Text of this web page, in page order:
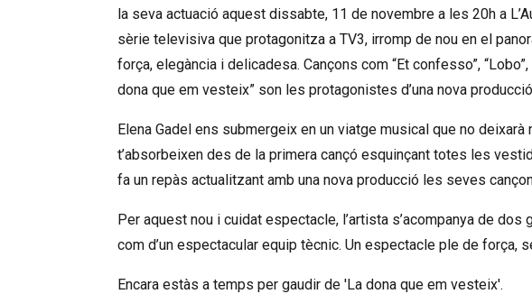
la seva actuació aquest dissabte, 11 de novembre a les 20h a
sèrie televisiva que protagonitza a TV3, irromp de nou en el
força, elegància i delicadesa. Cançons com “Et confesso”,
dona que em vesteix” son les protagonistes d’una nova
Elena Gadel ens submergeix en un viatge musical que no
t’absorbeixen des de la primera cançó esquinçant totes les
fa un repàs actualitzant amb una nova producció les seves
Per aquest nou i cuidat espectacle, l’artista s’acompanya de
com d’un espectacular equip tècnic. Un espectacle ple de força,
Encara estàs a temps per gaudir de 'La dona que em vesteix'.